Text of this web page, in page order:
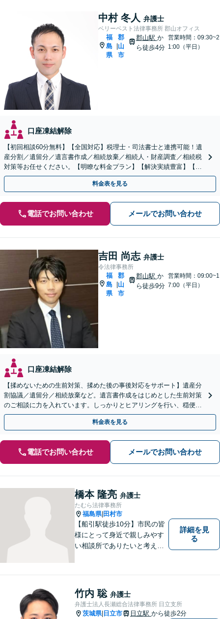
中村 冬人 弁護士
ベリーベスト法律事務所 郡山オフィス
福
島
県
郡
山
市
郡山駅 か
ら徒歩4分
営業時間：09:30~2
1:00（平日）
口座凍結解除
【初回相談60分無料】【全国対応】税理士・司法書士と連携可能！遺
産分割／遺留分／遺言書作成／相続放棄／相続人・財産調査／相続税
対策等お任せください。【明瞭な料金プラン】【解決実績豊富】【電
話相談可】
料金表を見る
電話でお問い合わせ メールでお問い合わせ
吉田 尚志 弁護士
令法律事務所
福
島
県
郡
山
市
郡山駅 か
ら徒歩9分
営業時間：09:00~1
7:00（平日）
口座凍結解除
【揉めないための生前対策、揉めた後の事後対応をサポート】遺産分
割協議／遺留分／相続放棄など。遺言書作成をはじめとした生前対策
のご相談に力を入れています。しっかりとヒアリングを行い、穏便な
解決のため最適なアドバイスを致します。【分割払い可能】
料金表を見る
電話でお問い合わせ メールでお問い合わせ
橋本 隆亮 弁護士
たむら法律事務所
福島県| 田村市
【船引駅徒歩10分】市民の皆
様にとって身近で親しみやす
い相談所でありたいと考えて
に、まずはお気軽にご相談く
ださい。 https://tamura-law.bi
z/ （公式ホームページ）
詳細を見
る
竹内 聡 弁護士
弁護士法人長瀬総合法律事務所 日立支所
茨城県| 日立市 日立駅 から徒歩2分